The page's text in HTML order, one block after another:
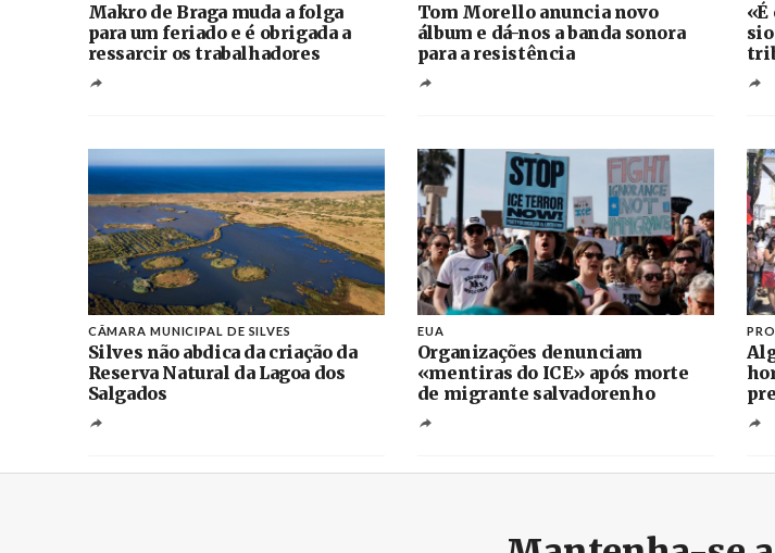
Makro de Braga muda a folga
para um feriado e é obrigada a
ressarcir os trabalhadores
Tom Morello anuncia novo
álbum e dá-nos a banda sonora
para a resistência
CÂMARA MUNICIPAL DE SILVES
Silves não abdica da criação da
Reserva Natural da Lagoa dos
Salgados
EUA
Organizações denunciam
«mentiras do ICE» após morte
de migrante salvadorenho